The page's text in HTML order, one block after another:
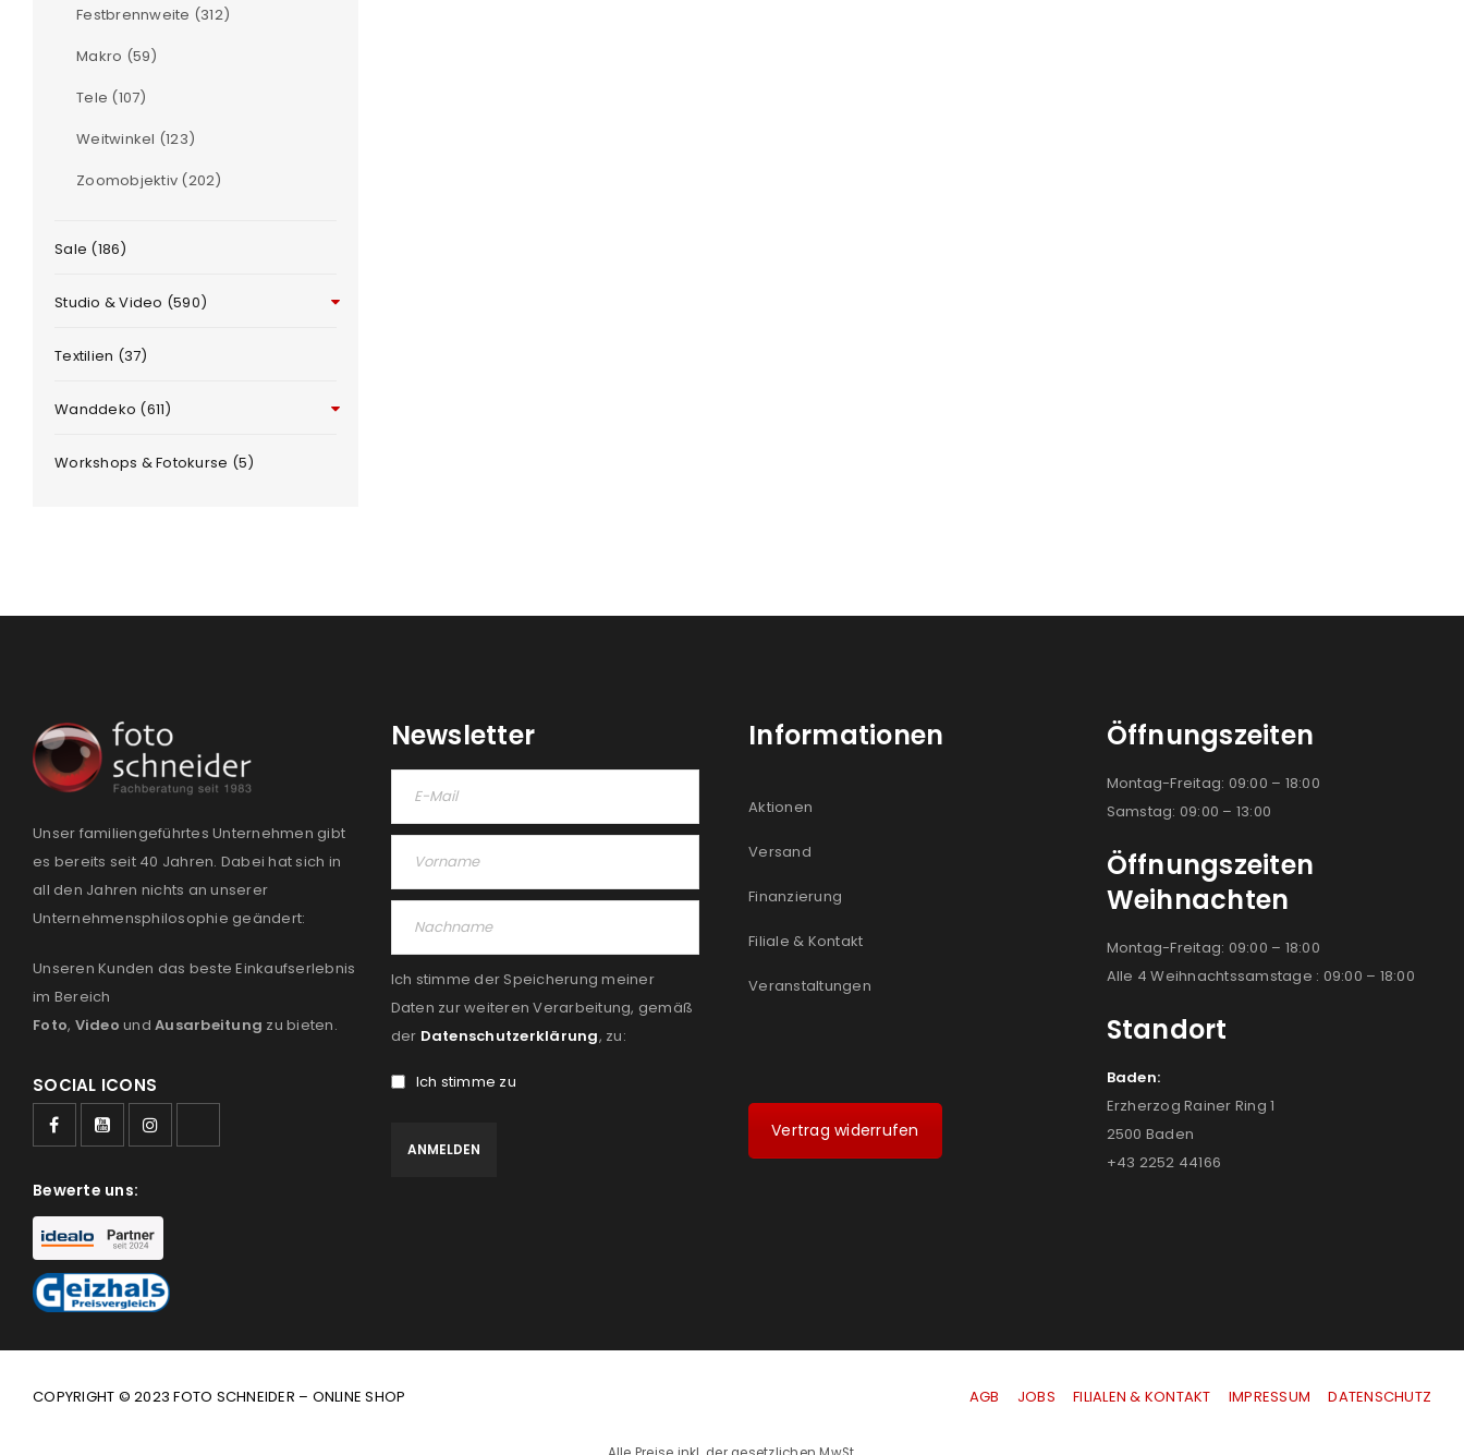
Anmeldeformular geschützt durch
Festbrennweite (312)
Makro (59)
Tele (107)
Weitwinkel (123)
Zoomobjektiv (202)
Sale (186)
Studio & Video (590)
Textilien (37)
Wanddeko (611)
Workshops & Fotokurse (5)
Unser familiengeführtes Unternehmen gibt
es bereits seit 40 Jahren. Dabei hat sich in
all den Jahren nichts an unserer
Unternehmensphilosophie geändert:
Unseren Kunden das beste Einkaufserlebnis
im Bereich
Foto, Video und Ausarbeitung zu bieten.
SOCIAL ICONS
Bewerte uns:
Newsletter
Ich stimme der Speicherung meiner
Daten zur weiteren Verarbeitung, gemäß
der Datenschutzerklärung, zu:
Ich stimme zu
Informationen
Aktionen
Versand
Finanzierung
Filiale & Kontakt
Veranstaltungen
Vertrag widerrufen
Öffnungszeiten
Montag-Freitag: 09:00 – 18:00
Samstag: 09:00 – 13:00
Öffnungszeiten
Weihnachten
Montag-Freitag: 09:00 – 18:00
Alle 4 Weihnachtssamstage : 09:00 – 18:00
Standort
Baden:
Erzherzog Rainer Ring 1
2500 Baden
+43 2252 44166
COPYRIGHT © 2023 FOTO SCHNEIDER – ONLINE SHOP AGB JOBS FILIALEN & KONTAKT IMPRESSUM |DATENSCHUTZ